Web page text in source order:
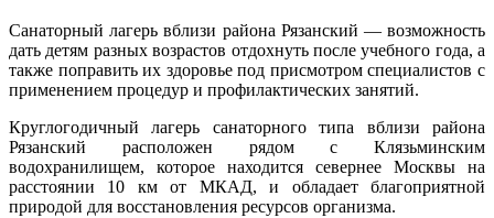
Санаторный лагерь вблизи района Рязанский — возможность
дать детям разных возрастов отдохнуть после учебного года, а
также поправить их здоровье под присмотром специалистов с
применением процедур и профилактических занятий.
Круглогодичный лагерь санаторного типа вблизи района
Рязанский расположен рядом с Клязьминским
водохранилищем, которое находится севернее Москвы на
расстоянии 10 км от МКАД, и обладает благоприятной
природой для восстановления ресурсов организма.